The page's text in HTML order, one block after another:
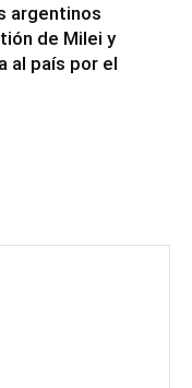
argentinos
de Milei y
al país por el